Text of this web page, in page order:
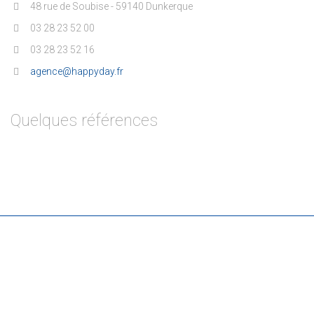
48 rue de Soubise - 59140 Dunkerque
03 28 23 52 00
03 28 23 52 16
agence@happyday.fr
Quelques références